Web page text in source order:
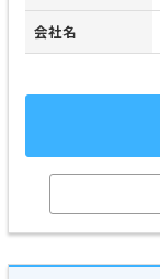
会社名